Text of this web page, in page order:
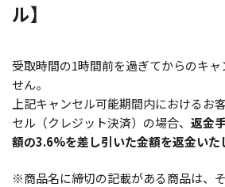
ル】
受取時間の1時間前を過ぎてからのキ
せん。
上記キャンセル可能期間内におけるお
セル（クレジット決済）の場合、 返金
額の3.6%を差し引いた金額を返金いた
※商品名に締切の記載がある商品は、